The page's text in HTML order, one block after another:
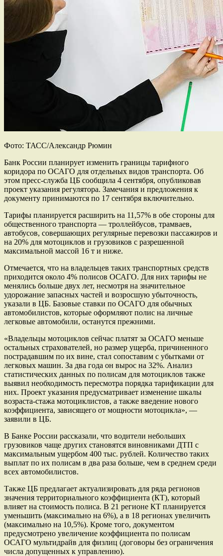
Фото: ТАСС/Александр Рюмин
Банк России планирует изменить границы тарифного
коридора по ОСАГО для отдельных видов транспорта. Об
этом пресс-служба ЦБ сообщила 4 сентября, опубликовав
проект указания регулятора. Замечания и предложения к
документу принимаются по 17 сентября включительно.
Тарифы планируется расширить на 11,57% в обе стороны для
общественного транспорта — троллейбусов, трамваев,
автобусов, совершающих регулярные перевозки пассажиров и
на 20% для мотоциклов и грузовиков с разрешенной
максимальной массой 16 т и ниже.
Отмечается, что на владельцев таких транспортных средств
приходится около 4% полисов ОСАГО. Для них тарифы не
менялись больше двух лет, несмотря на значительное
удорожание запасных частей и возросшую убыточность,
указали в ЦБ. Базовые ставки по ОСАГО для обычных
автомобилистов, которые оформляют полис на личные
легковые автомобили, останутся прежними.
«Владельцы мотоциклов сейчас платят за ОСАГО меньше
остальных страхователей, но размер ущерба, причиненного
пострадавшим по их вине, стал сопоставим с убытками от
легковых машин. За два года он вырос на 32%. Анализ
статистических данных по полисам для мотоциклов также
выявил необходимость пересмотра порядка тарификации для
них. Проект указания предусматривает изменение шкалы
возраста-стажа мотоциклистов, а также введение нового
коэффициента, зависящего от мощности мотоцикла», —
заявили в ЦБ.
В Банке России рассказали, что водители небольших
грузовиков чаще других становятся виновниками ДТП с
максимальным ущербом 400 тыс. рублей. Количество таких
выплат по их полисам в два раза больше, чем в среднем среди
всех автомобилистов.
Также ЦБ предлагает актуализировать для ряда регионов
значения территориального коэффициента (КТ), который
влияет на стоимость полиса. В 21 регионе КТ планируется
уменьшить (максимально на 6%), а в 18 регионах увеличить
(максимально на 10,5%). Кроме того, документом
предусмотрено увеличение коэффициента по полисам
ОСАГО мультидрайв для физлиц (договоры без ограничения
числа допущенных к управлению).